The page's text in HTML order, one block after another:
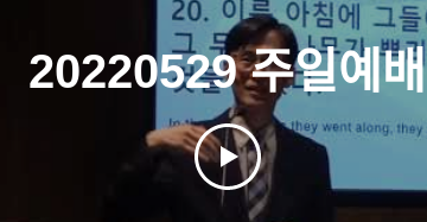
20220529 주일예배